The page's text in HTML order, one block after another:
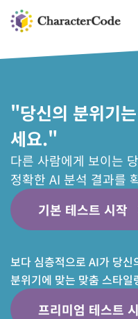
"당신의 분위기
세요."
다른 사람에게 보이는
정확한 AI 분석 결과를
기본 테스트 시작
보다 심층적으로 AI가 당신
분위기에 맞는 맞춤 스타
프리미엄 테스트